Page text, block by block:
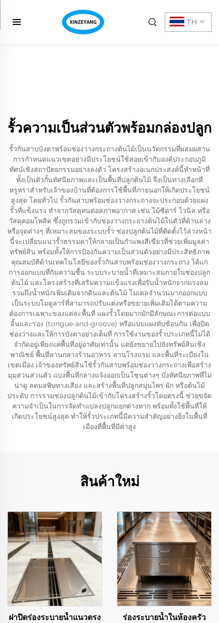
TH
รั้วความเป็นส่วนตัวพร้อมกล่องปลูก
รั้วกันสาบบังตาพร้อมช่องวางกระถางต้นไม้เป็นนวัตกรรมที่ผสมผสาน
การกำหนดแนวเขตอย่างมีประโยชน์ใช้สอยเข้ากับองค์ประกอบภูมิ
ทัศน์เชิงสถาปัตยกรรมอย่างลงตัว โครงสร้างอเนกประสงค์นี้ทำหน้าที่
ทั้งเป็นตัวกั้นทัศนียภาพและเป็นพื้นที่ปลูกต้นไม้ จึงเป็นทางเลือกที่
หรูหราสำหรับเจ้าของบ้านที่ต้องการใช้พื้นที่ภายนอกให้เกิดประโยชน์
สูงสุด โดยทั่วไป รั้วกันสาบพร้อมช่องวางกระถางจะประกอบด้วยแผง
รั้วที่แข็งแรง ทำจากวัสดุทนต่อสภาพอากาศ เช่น ไม้ซีดาร์ ไวนิล หรือ
วัสดุคอมโพสิต ซึ่งถูกรวมเข้ากับช่องวางกระถางต้นไม้ในตัวที่ด้านล่าง
หรือจุดต่างๆ ที่เหมาะสมของระบบรั้ว ช่องปลูกต้นไม้ที่ติดตั้งไว้ล่วงหน้า
นี้จะเปลี่ยนแนวรั้วธรรมดาให้กลายเป็นกำแพงสีเขียวที่ช่วยเพิ่มมูลค่า
ทรัพย์สิน พร้อมทั้งให้การป้องกันความเป็นส่วนตัวอย่างมีประสิทธิภาพ
คุณสมบัติด้านเทคโนโลยีของรั้วกันสาบพร้อมช่องวางกระถาง ได้แก่
การออกแบบที่กันความชื้น ระบบระบายน้ำที่เหมาะสมภายในช่องปลูก
ต้นไม้ และโครงสร้างที่เสริมความแข็งแรงเพื่อรับน้ำหนักจากแรงลม
รวมถึงน้ำหนักเพิ่มเติมจากดินและต้นไม้ โมเดลจำนวนมากออกแบบ
เป็นระบบโมดูลาร์ที่สามารถปรับแต่งหรือขยายเพิ่มเติมได้ตามความ
ต้องการเฉพาะของแต่ละพื้นที่ แผงรั้วโดยมากมักมีลักษณะการต่อแบบ
ลิ้นและร่อง (tongue-and-groove) หรือแบบแผงทับซ้อนกัน เพื่อปิด
ช่องว่างและให้การบังตาอย่างเต็มที่ การใช้งานของรั้วประเภทนี้ไม่ได้
จำกัดอยู่เพียงแค่พื้นที่อยู่อาศัยเท่านั้น แต่ยังขยายไปยังทรัพย์สินเชิง
พาณิชย์ พื้นที่ลานกลางร้านอาหาร ลานโรงแรม และพื้นที่ระเบียงใน
เขตเมือง เจ้าของทรัพย์สินใช้รั้วกันสาบพร้อมช่องวางกระถางเพื่อสร้าง
มุมสวนส่วนตัว แบ่งพื้นที่กลางแจ้งออกเป็นโซนต่างๆ บังทัศนียภาพที่ไม่
น่าดู ลดมลพิษทางเสียง และสร้างพื้นที่ปลูกสมุนไพร ผัก หรือต้นไม้
ประดับ การรวมช่องปลูกต้นไม้เข้ากับโครงสร้างรั้วโดยตรงนี้ ช่วยขจัด
ความจำเป็นในการจัดทำแปลงปลูกแยกต่างหาก พร้อมทั้งใช้พื้นที่ให้
เกิดประโยชน์สูงสุด ทำให้รั้วประเภทนี้มีความสำคัญอย่างยิ่งในพื้นที่
เมืองที่พื้นที่มีค่าสูง
สินค้าใหม่
ฝาปิดร่องระบายน้ำแนวตรง
ร่องระบายน้ำในห้องครัว